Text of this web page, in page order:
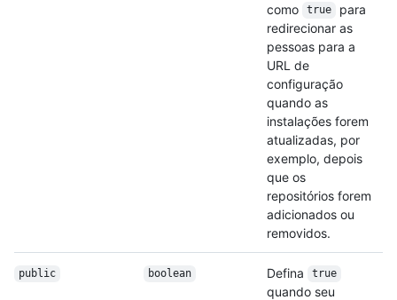
como
true
para
redirecionar as
pessoas para a
URL de
configuração
quando as
instalações forem
atualizadas, por
exemplo, depois
que os
repositórios forem
adicionados ou
removidos.
public boolean Defina true
quando seu